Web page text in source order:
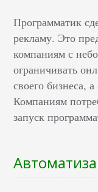
Программатик
рекламу. Это
компаниям с
ограничивать
своего бизнеса,
Компаниям
запуск